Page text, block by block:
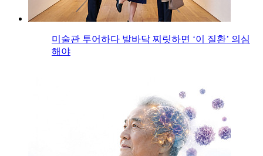
미술관 투어하다 발바닥 찌릿하면 ‘이 질환’ 의심
해야